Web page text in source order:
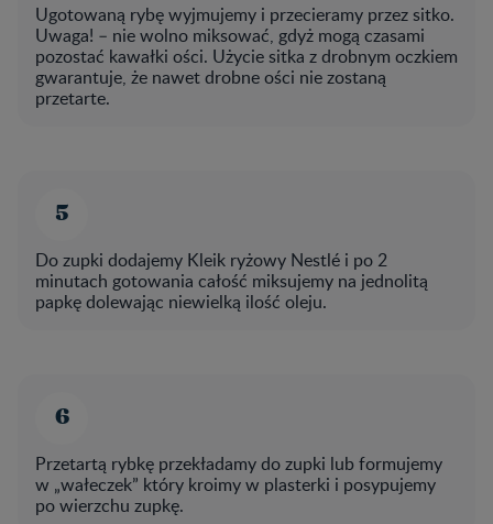
Ugotowaną rybę wyjmujemy i przecieramy przez sitko.
Uwaga! – nie wolno miksować, gdyż mogą czasami
pozostać kawałki ości. Użycie sitka z drobnym oczkiem
gwarantuje, że nawet drobne ości nie zostaną
przetarte.
Do zupki dodajemy Kleik ryżowy Nestlé i po 2
minutach gotowania całość miksujemy na jednolitą
papkę dolewając niewielką ilość oleju.
Przetartą rybkę przekładamy do zupki lub formujemy
w „wałeczek” który kroimy w plasterki i posypujemy
po wierzchu zupkę.